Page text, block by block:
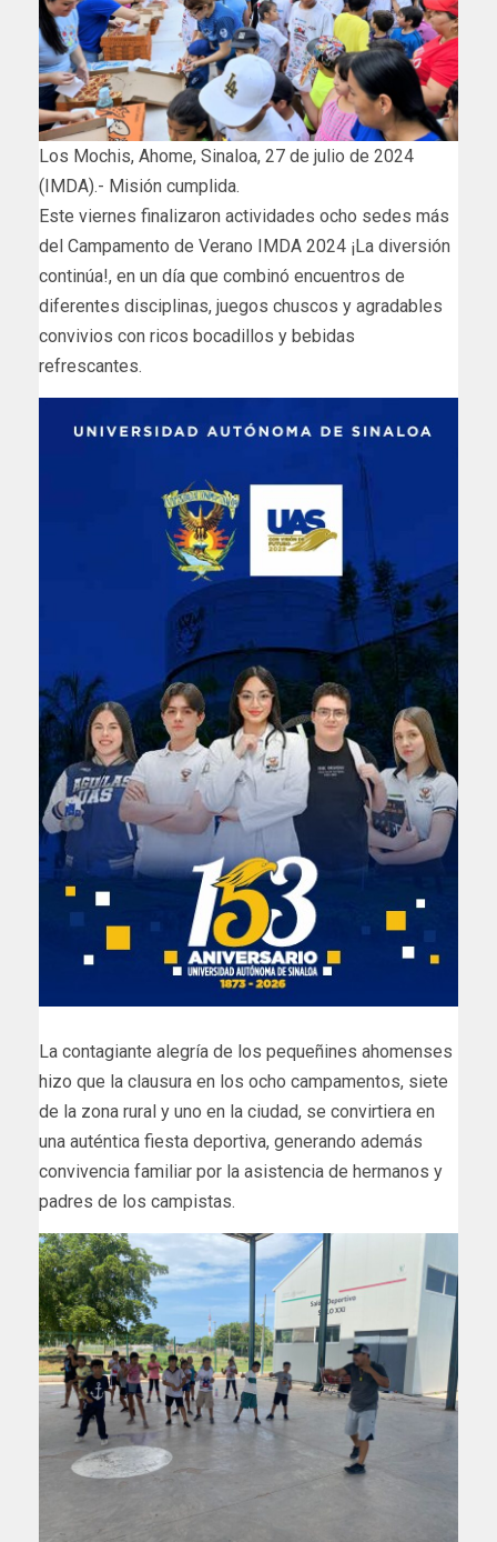
Los Mochis, Ahome, Sinaloa, 27 de julio de 2024
(IMDA).- Misión cumplida.
Este viernes finalizaron actividades ocho sedes más
del Campamento de Verano IMDA 2024 ¡La diversión
continúa!, en un día que combinó encuentros de
diferentes disciplinas, juegos chuscos y agradables
convivios con ricos bocadillos y bebidas
refrescantes.
La contagiante alegría de los pequeñines ahomenses
hizo que la clausura en los ocho campamentos, siete
de la zona rural y uno en la ciudad, se convirtiera en
una auténtica fiesta deportiva, generando además
convivencia familiar por la asistencia de hermanos y
padres de los campistas.